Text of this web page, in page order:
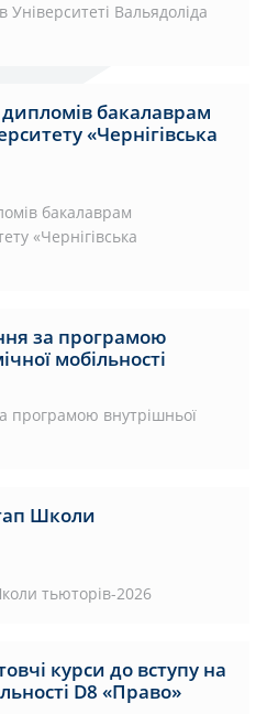
Вальядоліда
бакалаврам
«Чернігівська
бакалаврам
«Чернігівська
за програмою
мобільності
програмою внутрішньої
Школи
тьюторів-2026
курси до вступу на
D8 «Право»